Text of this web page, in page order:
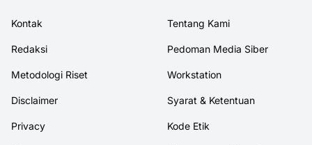
Kontak Tentang Kami
Redaksi Pedoman Media Siber
Metodologi Riset Workstation
Disclaimer Syarat & Ketentuan
Privacy Kode Etik